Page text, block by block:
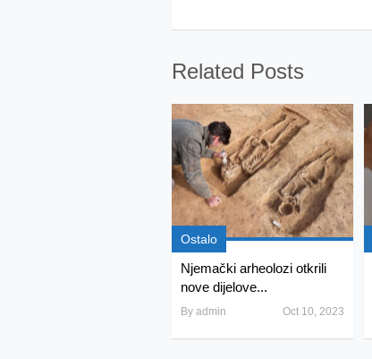
Related Posts
Ostalo
Njemački arheolozi otkrili
nove dijelove...
By admin Oct 10, 2023